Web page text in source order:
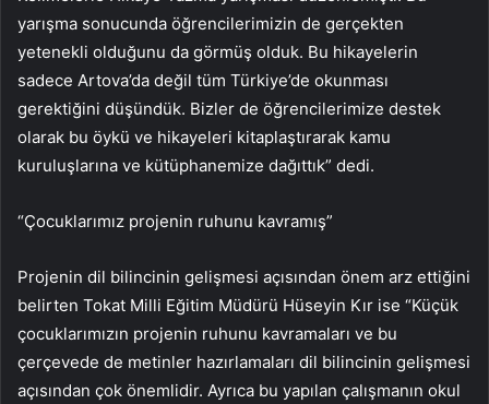
yarışma sonucunda öğrencilerimizin de gerçekten
yetenekli olduğunu da görmüş olduk. Bu hikayelerin
sadece Artova’da değil tüm Türkiye’de okunması
gerektiğini düşündük. Bizler de öğrencilerimize destek
olarak bu öykü ve hikayeleri kitaplaştırarak kamu
kuruluşlarına ve kütüphanemize dağıttık” dedi.
“Çocuklarımız projenin ruhunu kavramış”
Projenin dil bilincinin gelişmesi açısından önem arz ettiğini
belirten Tokat Milli Eğitim Müdürü Hüseyin Kır ise “Küçük
çocuklarımızın projenin ruhunu kavramaları ve bu
çerçevede de metinler hazırlamaları dil bilincinin gelişmesi
açısından çok önemlidir. Ayrıca bu yapılan çalışmanın okul